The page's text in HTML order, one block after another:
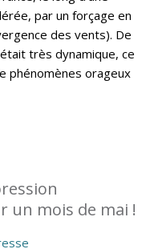
par un forçage en
des vents). De
très dynamique, ce
phénomènes orageux
un mois de mai !